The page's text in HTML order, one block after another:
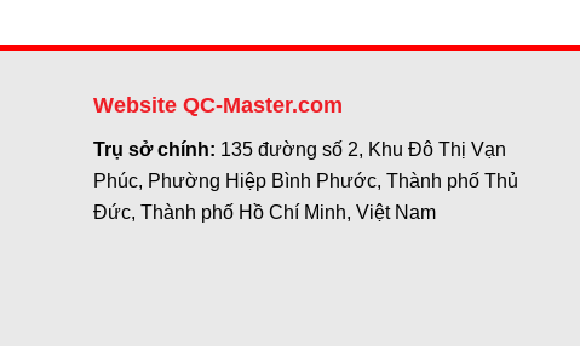
Website QC-Master.com
Trụ sở chính: 135 đường số 2, Khu Đô Thị Vạn
Phúc, Phường Hiệp Bình Phước, Thành phố Thủ
Đức, Thành phố Hồ Chí Minh, Việt Nam